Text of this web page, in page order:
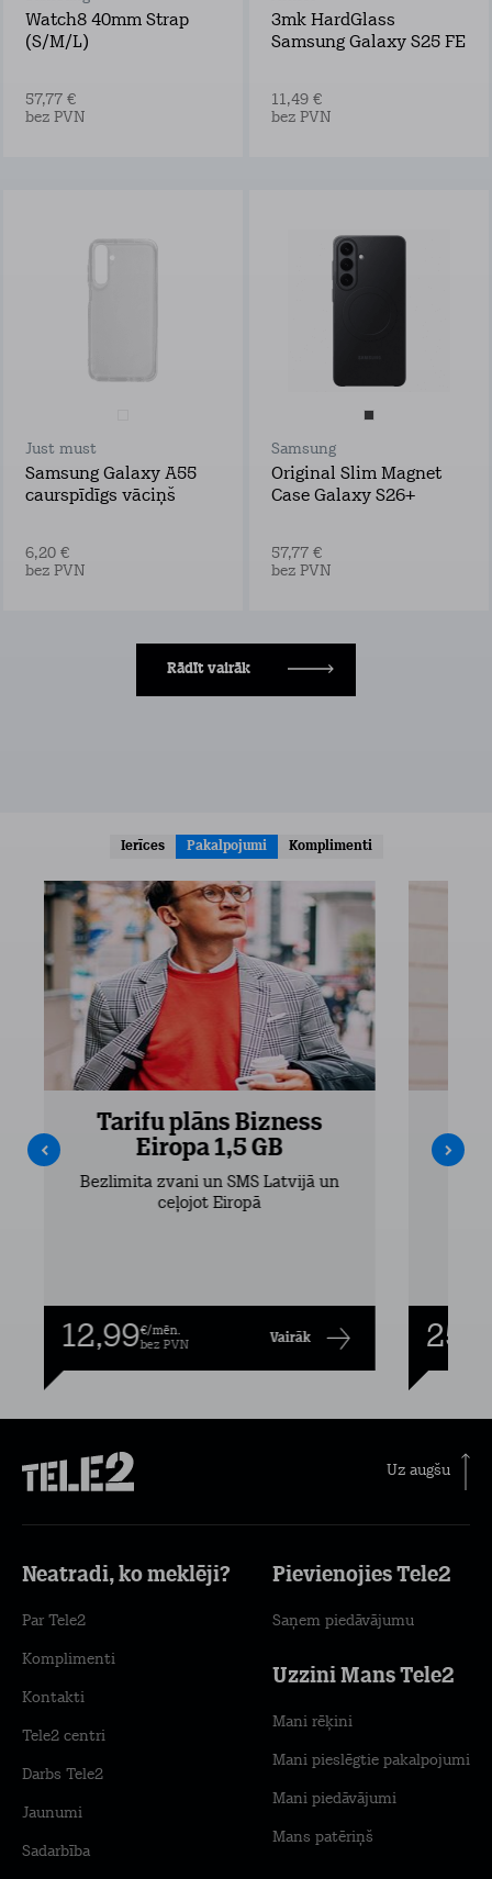
Watch8 40mm Strap
(S/M/L)
57,77 €
bez PVN
3mk HardGlass
Samsung Galaxy S25 FE
11,49 €
bez PVN
Just must
Samsung Galaxy A55
caurspīdīgs vāciņš
6,20 €
bez PVN
Samsung
Original Slim Magnet
Case Galaxy S26+
57,77 €
bez PVN
Rādīt vairāk
Ierīces Pakalpojumi Komplimenti
Tarifu plāns Bizness
Eiropa 1,5 GB
Bezlimita zvani un SMS Latvijā un
ceļojot Eiropā
12,99€/mēn.
bez PVN
Vairāk
Uz augšu
Neatradi, ko meklēji?
Par Tele2
Komplimenti
Kontakti
Tele2 centri
Darbs Tele2
Jaunumi
Sadarbība
Pievienojies Tele2
Saņem piedāvājumu
Uzzini Mans Tele2
Mani rēķini
Mani pieslēgtie pakalpojumi
Mani piedāvājumi
Mans patēriņš